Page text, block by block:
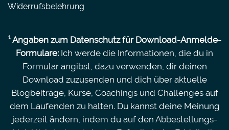
Widerrufsbelehrung
¹ Angaben zum Datenschutz für Download-Anmelde-
Formulare: Ich werde die Informationen, die du in
Formular angibst, dazu verwenden, dir deinen
Download zuzusenden und dich über aktuelle
Blogbeiträge, Kurse, Coachings und Challenges auf
dem Laufenden zu halten. Du kannst deine Meinung
jederzeit ändern, indem du auf den Abbestellungs-